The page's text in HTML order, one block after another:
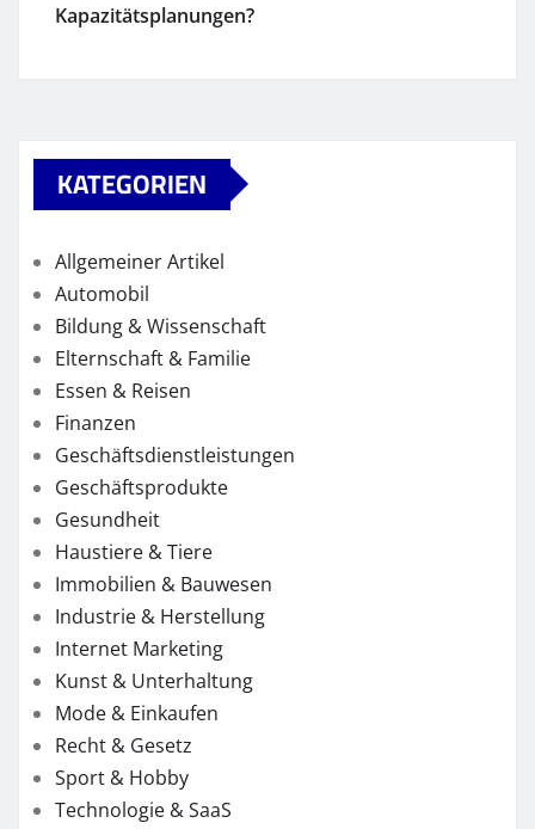
Kapazitätsplanungen?
KATEGORIEN
Allgemeiner Artikel
Automobil
Bildung & Wissenschaft
Elternschaft & Familie
Essen & Reisen
Finanzen
Geschäftsdienstleistungen
Geschäftsprodukte
Gesundheit
Haustiere & Tiere
Immobilien & Bauwesen
Industrie & Herstellung
Internet Marketing
Kunst & Unterhaltung
Mode & Einkaufen
Recht & Gesetz
Sport & Hobby
Technologie & SaaS